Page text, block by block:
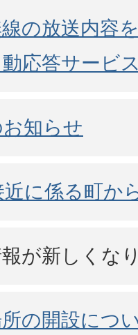
の放送内容
応答サービ
知らせ
近に係る町か
が新しくな
の開設につ